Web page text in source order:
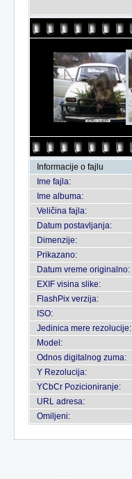
Informacije o fajlu
Ime fajla:
Ime albuma:
Veličina fajla:
Datum postavljanja:
Dimenzije:
Prikazano:
Datum vreme originalno:
EXIF visina slike:
FlashPix verzija:
ISO:
Jedinica mere rezolucije:
Model:
Odnos digitalnog zuma:
Y Rezolucija:
YCbCr Pozicioniranje:
URL adresa:
Omiljeni: